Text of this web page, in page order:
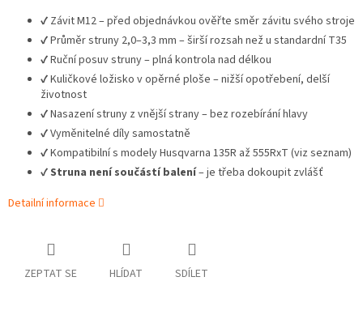
✔ Závit M12 – před objednávkou ověřte směr závitu svého stroje
✔ Průměr struny 2,0–3,3 mm – širší rozsah než u standardní T35
✔ Ruční posuv struny – plná kontrola nad délkou
✔ Kuličkové ložisko v opěrné ploše – nižší opotřebení, delší
životnost
✔ Nasazení struny z vnější strany – bez rozebírání hlavy
✔ Vyměnitelné díly samostatně
✔ Kompatibilní s modely Husqvarna 135R až 555RxT (viz seznam)
✔Struna není součástí balení– je třeba dokoupit zvlášť
Detailní informace
ZEPTAT SE HLÍDAT SDÍLET